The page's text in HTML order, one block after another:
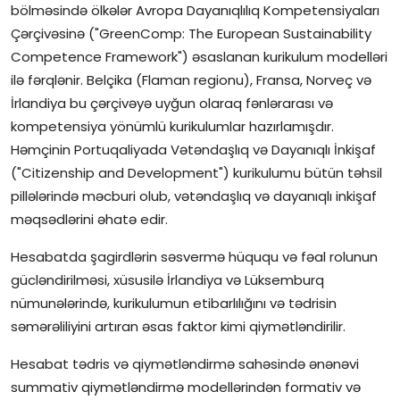
bölməsində ölkələr Avropa Dayanıqlılıq Kompetensiyaları
Çərçivəsinə ("GreenComp: The European Sustainability
Competence Framework") əsaslanan kurikulum modelləri
ilə fərqlənir. Belçika (Flaman regionu), Fransa, Norveç və
İrlandiya bu çərçivəyə uyğun olaraq fənlərarası və
kompetensiya yönümlü kurikulumlar hazırlamışdır.
Həmçinin Portuqaliyada Vətəndaşlıq və Dayanıqlı İnkişaf
("Citizenship and Development") kurikulumu bütün təhsil
pillələrində məcburi olub, vətəndaşlıq və dayanıqlı inkişaf
məqsədlərini əhatə edir.
Hesabatda şagirdlərin səsvermə hüququ və fəal rolunun
gücləndirilməsi, xüsusilə İrlandiya və Lüksemburq
nümunələrində, kurikulumun etibarlılığını və tədrisin
səmərəliliyini artıran əsas faktor kimi qiymətləndirilir.
Hesabat tədris və qiymətləndirmə sahəsində ənənəvi
summativ qiymətləndirmə modellərindən formativ və